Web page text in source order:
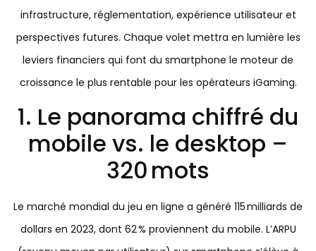
infrastructure, réglementation, expérience utilisateur et
perspectives futures. Chaque volet mettra en lumière les
leviers financiers qui font du smartphone le moteur de
croissance le plus rentable pour les opérateurs iGaming.
1. Le panorama chiffré du
mobile vs. le desktop –
320 mots
Le marché mondial du jeu en ligne a généré 115 milliards de
dollars en 2023, dont 62 % proviennent du mobile. L’ARPU